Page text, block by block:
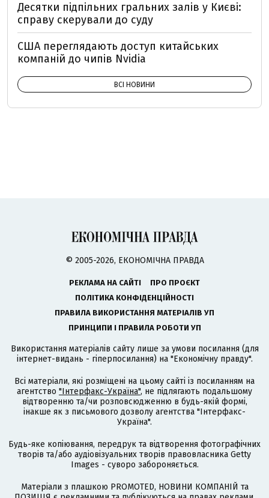
Десятки підпільних гральних залів у Києві:
справу скерували до суду
США переглядають доступ китайських
компаній до чипів Nvidia
ВСІ НОВИНИ
© 2005-2026, ЕКОНОМІЧНА ПРАВДА
РЕКЛАМА НА САЙТІ
ПРО ПРОЄКТ
ПОЛІТИКА КОНФІДЕНЦІЙНОСТІ
ПРАВИЛА ВИКОРИСТАННЯ МАТЕРІАЛІВ УП
ПРИНЦИПИ І ПРАВИЛА РОБОТИ УП
Використання матеріалів сайту лише за умови посилання (для
інтернет-видань - гіперпосилання) на "Економічну правду".
Всі матеріали, які розміщені на цьому сайті із посиланням на
агентство "Інтерфакс-Україна", не підлягають подальшому
відтворенню та/чи розповсюдженню в будь-якій формі,
інакше як з письмового дозволу агентства "Інтерфакс-
Україна".
Будь-яке копіювання, передрук та відтворення фотографічних
творів та/або аудіовізуальних творів правовласника Getty
Images - суворо забороняється.
Матеріали з плашкою PROMOTED, НОВИНИ КОМПАНІЙ та